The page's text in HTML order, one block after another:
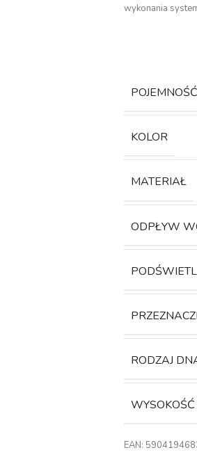
wykonania
POJEMNOŚĆ
KOLOR
MATERIAŁ
ODPŁYW
RODZAJ
WYSOKOŚĆ
EAN: